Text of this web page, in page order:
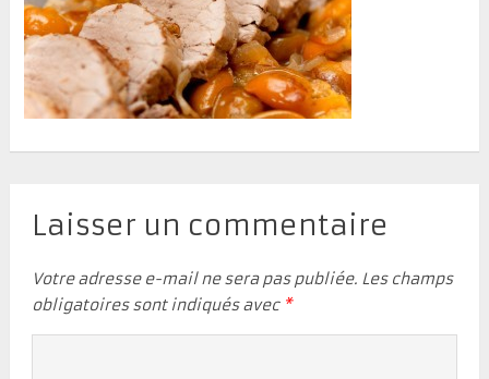
Laisser un commentaire
Votre adresse e-mail ne sera pas publiée. Les champs
obligatoires sont indiqués avec *